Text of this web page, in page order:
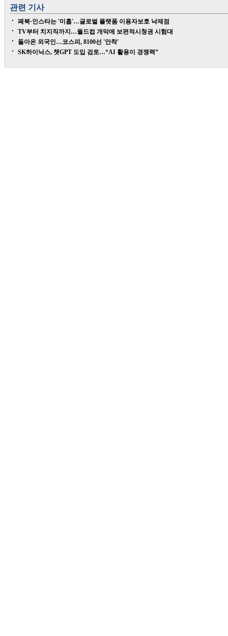
관련 기사
페북·인스타는 '미흡'…글로벌 플랫폼 이용자보호 낙제점
TV부터 치지직까지…월드컵 개막에 보편적시청권 시험대
돌아온 외국인…코스피, 8100선 '안착'
SK하이닉스, 챗GPT 도입 검토…“AI 활용이 경쟁력”